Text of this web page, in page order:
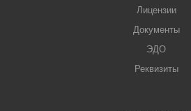
Лицензии
Документы
ЭДО
Реквизиты